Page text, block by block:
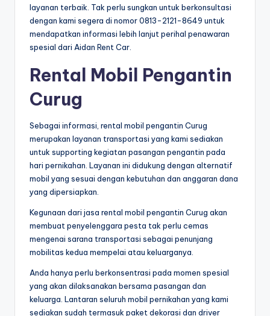
layanan terbaik. Tak perlu sungkan untuk berkonsultasi
dengan kami segera di nomor 0813-2121-8649 untuk
mendapatkan informasi lebih lanjut perihal penawaran
spesial dari Aidan Rent Car.
Rental Mobil Pengantin
Curug
Sebagai informasi, rental mobil pengantin Curug
merupakan layanan transportasi yang kami sediakan
untuk supporting kegiatan pasangan pengantin pada
hari pernikahan. Layanan ini didukung dengan alternatif
mobil yang sesuai dengan kebutuhan dan anggaran dana
yang dipersiapkan.
Kegunaan dari jasa rental mobil pengantin Curug akan
membuat penyelenggara pesta tak perlu cemas
mengenai sarana transportasi sebagai penunjang
mobilitas kedua mempelai atau keluarganya.
Anda hanya perlu berkonsentrasi pada momen spesial
yang akan dilaksanakan bersama pasangan dan
keluarga. Lantaran seluruh mobil pernikahan yang kami
sediakan sudah termasuk paket dekorasi dan driver